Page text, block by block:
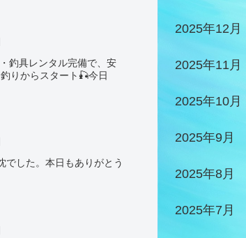
釣具レンタル完備で、安
りからスタート🎣今日
でした。本日もありがとう
2025年12月
2025年11月
2025年10月
2025年9月
2025年8月
2025年7月